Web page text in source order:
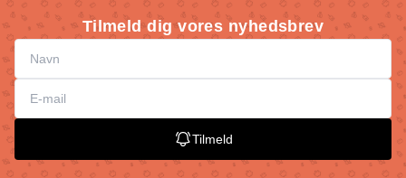
Tilmeld dig vores nyhedsbrev
Tilmeld